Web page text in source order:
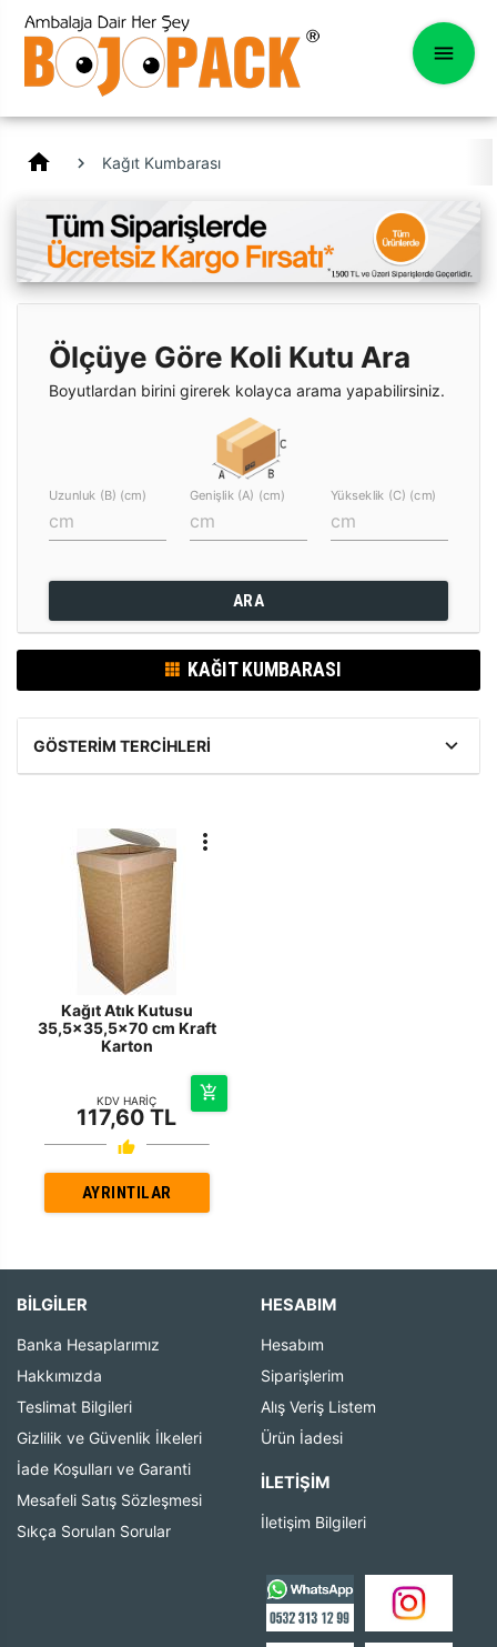
home Kağıt Kumbarası
Ölçüye Göre Koli Kutu Ara
Boyutlardan birini girerek kolayca arama yapabilirsiniz.
Uzunluk (B) (cm) Genişlik (A) (cm) Yükseklik (C) (cm)
ARA
KAĞIT KUMBARASI
GÖSTERIM TERCIHLERI
Kağıt Atık Kutusu
35,5x35,5x70 cm Kraft
Karton
KDV HARİÇ
117,60 TL
AYRINTILAR
BİLGİLER
Banka Hesaplarımız
Hakkımızda
Teslimat Bilgileri
Gizlilik ve Güvenlik İlkeleri
İade Koşulları ve Garanti
Mesafeli Satış Sözleşmesi
Sıkça Sorulan Sorular
HESABIM
Hesabım
Siparişlerim
Alış Veriş Listem
Ürün İadesi
İLETIŞIM
İletişim Bilgileri